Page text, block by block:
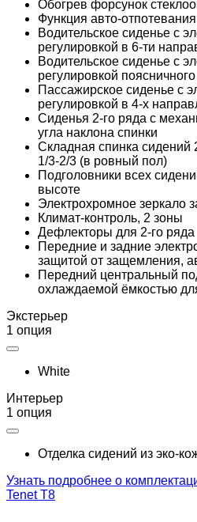
Обогрев форсунок
Функция авто-отпотевания
Водительское сиденье с
регулировкой в 6-ти
Водительское сиденье с
регулировкой
Пассажирское сиденье с
регулировкой в 4-х
Сиденья 2-го ряда с
угла наклона спинки
Складная спинка сидений
1/3-2/3 (в ровный пол)
Подголовники всех
высоте
Электрохромное зеркало
Климат-контроль, 2 зоны
Дефлекторы для 2-го ряда
Передние и задние
защитой от защемления,
Передний центральный
охлаждаемой ёмкостью
Экстерьер
1 опция
White
Интерьер
1 опция
Отделка сидений из эко-
Узнать подробнее о
Tenet T8